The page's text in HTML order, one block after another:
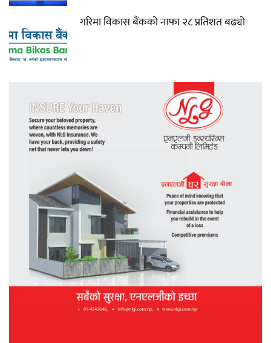
गरिमा विकास बैंकको नाफा २८ प्रतिशत बढ्यो